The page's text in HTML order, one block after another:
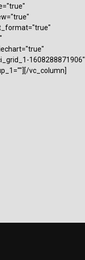
1608288871906"
vc_column]